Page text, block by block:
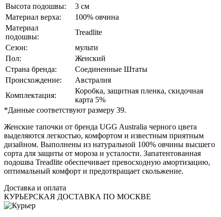
Высота подошвы:
3 см
Материал верха:
100% овчина
Материал
подошвы:
Treadlite
Сезон:
мульти
Пол:
Женский
Страна бренда:
Соединенные Штаты
Происхождение:
Австралия
Комплектация:
Коробка, защитная пленка, скидочная
карта 5%
*Данные соответствуют размеру 39.
Женские тапочки от бренда UGG Australia черного цвета
выделяются легкостью, комфортом и известным приятным
дизайном. Выполнены из натуральной 100% овчины высшего
сорта для защиты от мороза и усталости. Запатентованная
подошва Treadlite обеспечивает превосходную амортизацию,
оптимальный комфорт и предотвращает скольжение.
Доставка и оплата
КУРЬЕРСКАЯ ДОСТАВКА ПО МОСКВЕ